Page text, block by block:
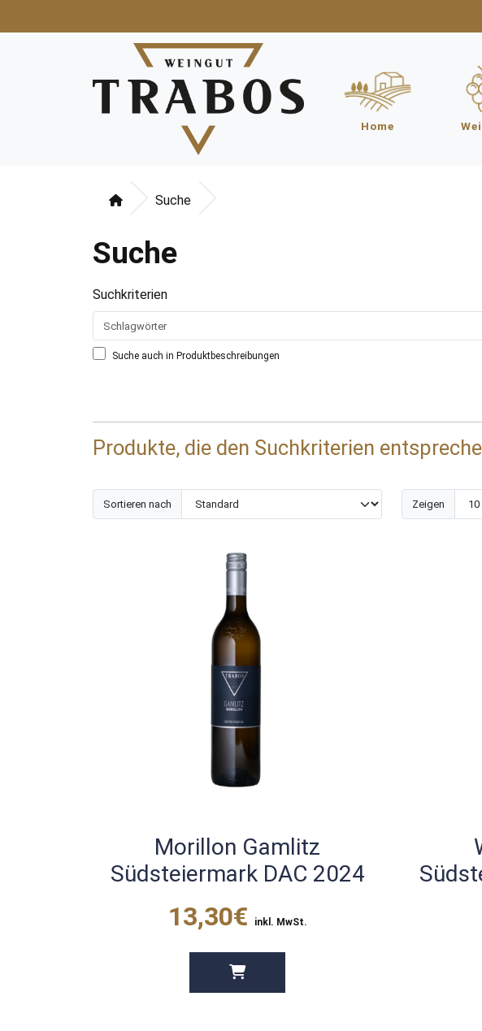
Home
Suche
Suche
Suchkriterien
Suche auch in Produktbeschreibungen
Produkte, die den Suchkriterien
Sortieren nach Zeigen
Morillon Gamlitz
Südsteiermark DAC 2024
13,30€ inkl. MwSt.